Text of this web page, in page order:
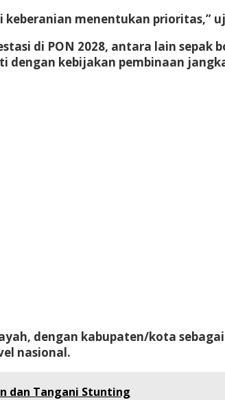
menentukan prioritas,”
di PON 2028, antara lain sepak
kebijakan pembinaan
dengan kabupaten/kota
nasional.
dan Tangani Stunting